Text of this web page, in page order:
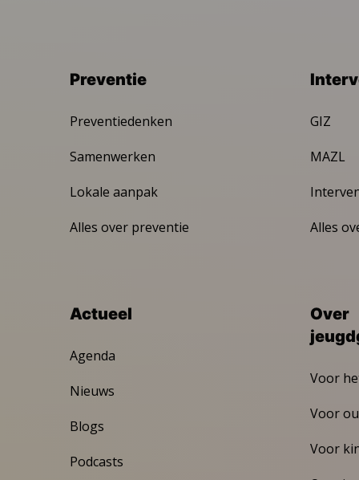
Preventie
Preventiedenken
Samenwerken
Lokale aanpak
Alles over preventie
GIZ
MAZL
Alles
Actueel
Agenda
Nieuws
Blogs
Podcasts
Over
Voor
Voor
Voor